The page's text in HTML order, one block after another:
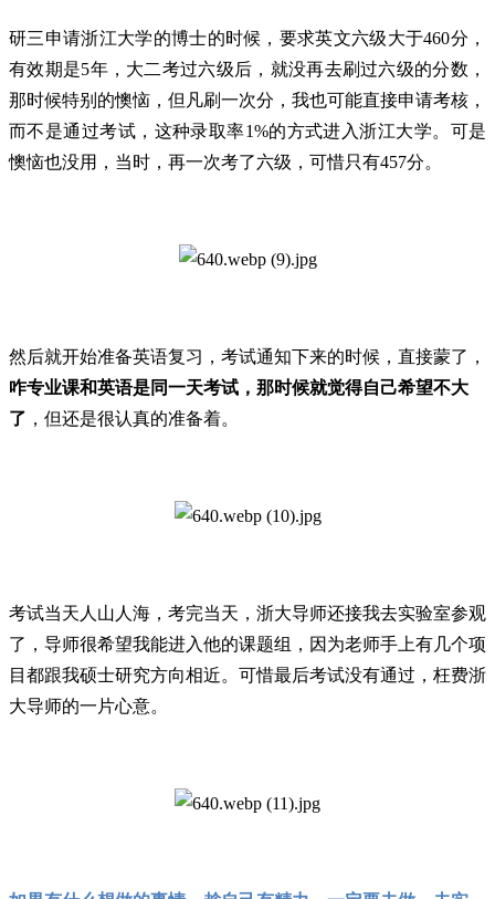
研三申请浙江大学的博士的时候，要求英文六级大于460分，
有效期是5年，大二考过六级后，就没再去刷过六级的分数，
那时候特别的懊恼，但凡刷一次分，我也可能直接申请考核，
而不是通过考试，这种录取率1%的方式进入浙江大学。可是
懊恼也没用，当时，再一次考了六级，可惜只有457分。
然后就开始准备英语复习，考试通知下来的时候，直接蒙了，
咋专业课和英语是同一天考试，那时候就觉得自己希望不大
了 ，但还是很认真的准备着。
考试当天人山人海，考完当天，浙大导师还接我去实验室参观
了，导师很希望我能进入他的课题组，因为老师手上有几个项
目都跟我硕士研究方向相近。可惜最后考试没有通过，枉费浙
大导师的一片心意。